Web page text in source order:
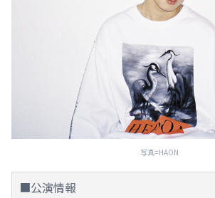
写真=HAON
■公演情報